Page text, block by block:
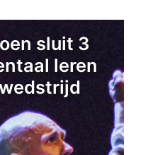
sluit 3
leren